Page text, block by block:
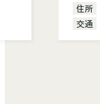
住所
交通